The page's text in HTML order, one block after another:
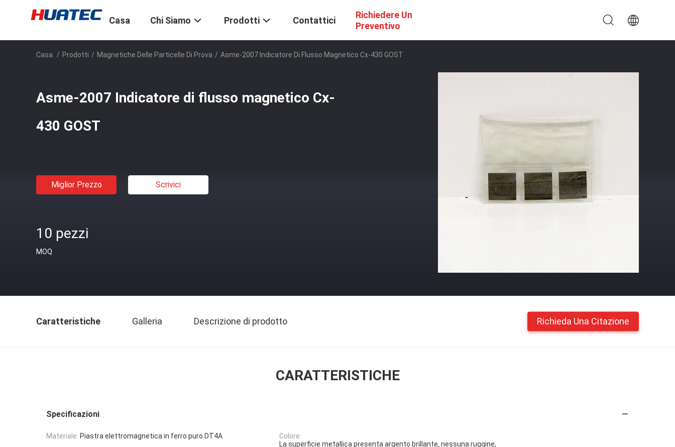
Casa Chi Siamo Prodotti Contattici
Richiedere Un
Preventivo
Casa / Prodotti / Magnetiche Delle Particelle Di Prova / Asme-2007 Indicatore Di Flusso Magnetico Cx-430 GOST
Asme-2007 Indicatore di flusso magnetico Cx-
430 GOST
Miglior Prezzo Scrivici
10 pezzi
MOQ
Caratteristiche Galleria Descrizione di prodotto Richieda Una Citazione
CARATTERISTICHE
Specificazioni
Materiale: Piastra elettromagnetica in ferro puro DT4A
Colore:
La superficie metallica presenta argento brillante, nessuna ruggine,